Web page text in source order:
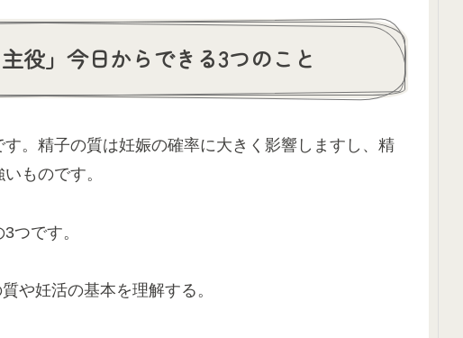
役」今日からできる3つのこと
。精子の質は妊娠の確率に大きく影響しますし、精
ものです。
つです。
や妊活の基本を理解する。